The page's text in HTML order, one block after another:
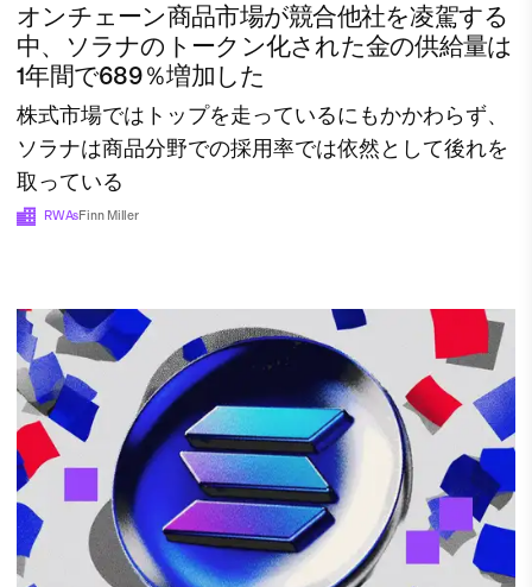
オンチェーン商品市場が競合他社を凌駕する
中、ソラナのトークン化された金の供給量は
1年間で689％増加した
株式市場ではトップを走っているにもかかわらず、
ソラナは商品分野での採用率では依然として後れを
取っている
RWAsFinn Miller